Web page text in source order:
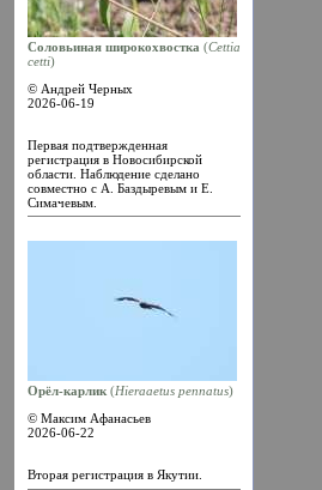
Соловьиная широкохвостка (Cettia
cetti)
© Андрей Черных
2026-06-19
Первая подтвержденная
регистрация в Новосибирской
области. Наблюдение сделано
совместно с А. Баздыревым и Е.
Симачевым.
Орёл-карлик (Hieraaetus pennatus)
© Максим Афанасьев
2026-06-22
Вторая регистрация в Якутии.